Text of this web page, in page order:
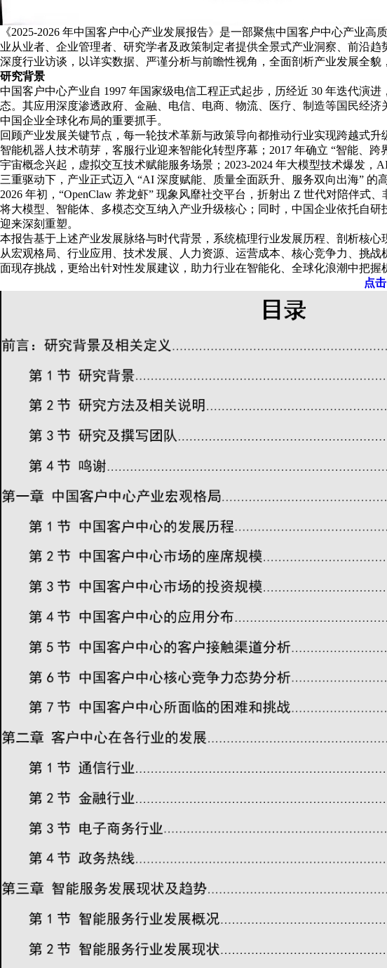
《2025-2026 年中国客户中心产业发展报告》是一部聚焦中国客户中心产业
业从业者、企业管理者、研究学者及政策制定者提供全景式产业洞察、前沿
深度行业访谈，以详实数据、严谨分析与前瞻性视角，全面剖析产业发展全貌
研究背景
中国客户中心产业自 1997 年国家级电信工程正式起步，历经近 30 年迭代演
态。其应用深度渗透政府、金融、电信、电商、物流、医疗、制造等国民经
中国企业全球化布局的重要抓手。
回顾产业发展关键节点，每一轮技术革新与政策导向都推动行业实现跨越式升
智能机器人技术萌芽，客服行业迎来智能化转型序幕；2017 年确立 “智能、
宇宙概念兴起，虚拟交互技术赋能服务场景；2023-2024 年大模型技术爆发
三重驱动下，产业正式迈入 “AI 深度赋能、质量全面跃升、服务双向出海” 的
2026 年初，“OpenClaw 养龙虾” 现象风靡社交平台，折射出 Z 世代对陪伴式
将大模型、智能体、多模态交互纳入产业升级核心；同时，中国企业依托自
迎来深刻重塑。
本报告基于上述产业发展脉络与时代背景，系统梳理行业发展历程、剖析核
从宏观格局、行业应用、技术发展、人力资源、运营成本、核心竞争力、挑
面现存挑战，更给出针对性发展建议，助力行业在智能化、全球化浪潮中把握
点